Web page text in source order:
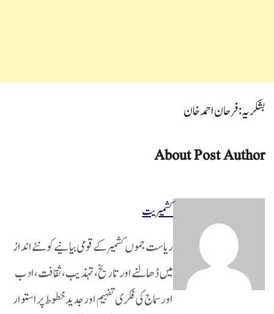
بشکریہ : فرحان احمد خان
About Post Author
کشمیریت
ریاست جموں کشمیر کے قومی بیانیے کو نئے انداز
میں ڈھالنے اور تاریخ، تہذیب، ثقافت، ادب
اور سماج کی فکری تفہیم اور جدید خطوط پر استوار